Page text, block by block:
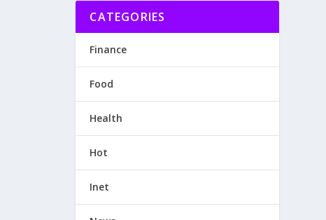
CATEGORIES
Finance
Food
Health
Hot
Inet